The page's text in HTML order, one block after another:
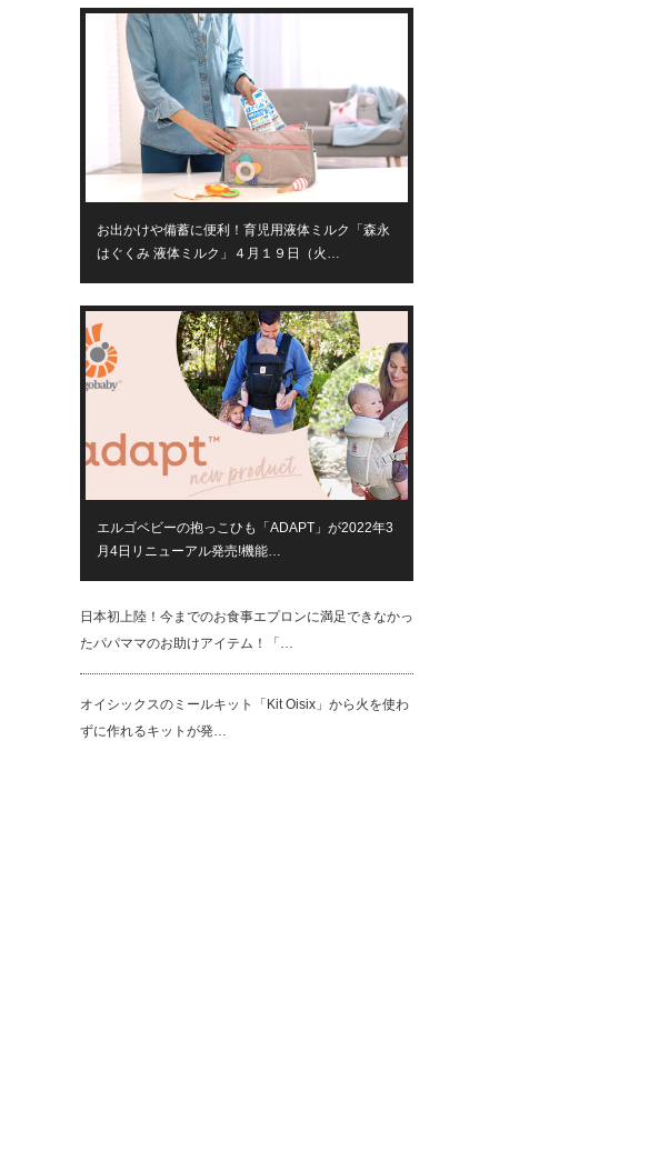
お出かけや備蓄に便利！育児用液体ミルク「森永
はぐくみ 液体ミルク」４月１９日（火…
エルゴベビーの抱っこひも「ADAPT」が2022年3
月4日リニューアル発売!機能…
日本初上陸！今までのお食事エプロンに満足できなかっ
たパパママのお助けアイテム！「…
オイシックスのミールキット「Kit Oisix」から火を使わ
ずに作れるキットが発…